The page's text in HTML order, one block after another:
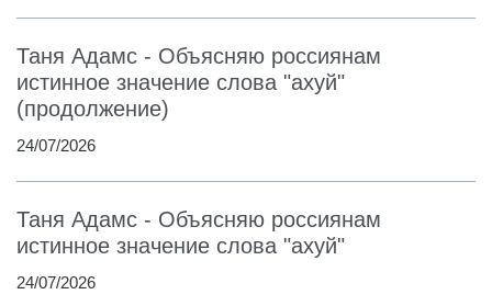
Таня Адамс - Объясняю россиянам
истинное значение слова "ахуй"
(продолжение)
24/07/2026
Таня Адамс - Объясняю россиянам
истинное значение слова "ахуй"
24/07/2026